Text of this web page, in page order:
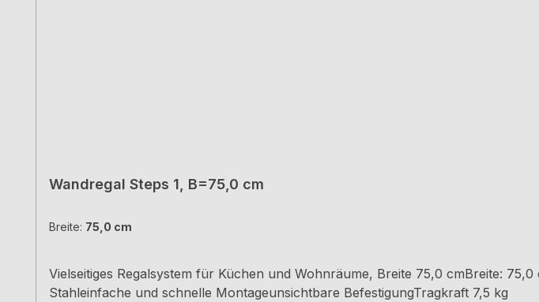
Wandregal Steps 1, B=75,0 cm
Breite: 75,0 cm
Vielseitiges Regalsystem für Küchen und Wohnräume, Breite 75,0 cmBreite:
Stahleinfache und schnelle Montageunsichtbare BefestigungTragkraft 7,5 kg